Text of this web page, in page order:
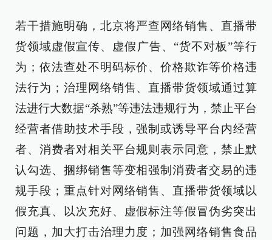
若干措施明确，北京将严查网络销售、直播带
货领域虚假宣传、虚假广告、“货不对板”等行
为；依法查处不明码标价、价格欺诈等价格违
法行为；治理网络销售、直播带货领域通过算
法进行大数据“杀熟”等违法违规行为，禁止平台
经营者借助技术手段，强制或诱导平台内经营
者、消费者对相关平台规则表示同意，禁止默
认勾选、捆绑销售等变相强制消费者交易的违
规手段；重点针对网络销售、直播带货领域以
假充真、以次充好、虚假标注等假冒伪劣突出
问题，加大打击治理力度；加强网络销售食品